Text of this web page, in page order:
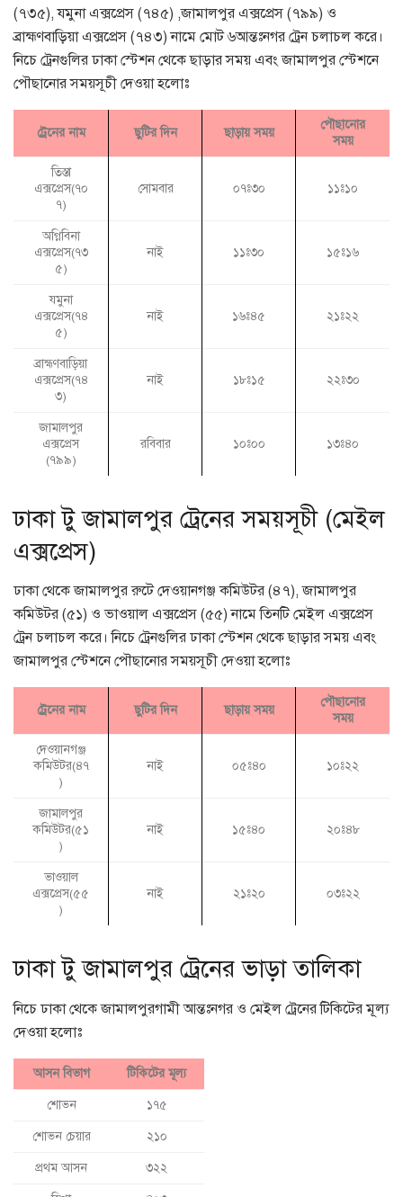
(৭৩৫), যমুনা এক্সপ্রেস (৭৪৫) ,জামালপুর এক্সপ্রেস (৭৯৯) ও
ব্রাহ্মণবাড়িয়া এক্সপ্রেস (৭৪৩) নামে মোট ৬আন্তঃনগর ট্রেন চলাচল করে।
নিচে ট্রেনগুলির ঢাকা স্টেশন থেকে ছাড়ার সময় এবং জামালপুর স্টেশনে
পৌছানোর সময়সূচী দেওয়া হলোঃ
ট্রেনের নাম ছুটির দিন ছাড়ায় সময়
পৌছানোর
সময়
তিস্তা
এক্সপ্রেস(৭০
৭)
সোমবার ০৭ঃ৩০ ১১ঃ১০
অগ্নিবিনা
এক্সপ্রেস(৭৩
৫)
নাই ১১ঃ৩০ ১৫ঃ১৬
যমুনা
এক্সপ্রেস(৭৪
৫)
নাই ১৬ঃ৪৫ ২১ঃ২২
ব্রাহ্মণবাড়িয়া
এক্সপ্রেস(৭৪
৩)
নাই ১৮ঃ১৫ ২২ঃ৩০
জামালপুর
এক্সপ্রেস
(৭৯৯)
রবিবার ১০ঃ০০ ১৩ঃ৪০
ঢাকা টু জামালপুর ট্রেনের সময়সূচী (মেইল
এক্সপ্রেস)
ঢাকা থেকে জামালপুর রুটে দেওয়ানগঞ্জ কমিউটর (৪৭), জামালপুর
কমিউটর (৫১) ও ভাওয়াল এক্সপ্রেস (৫৫) নামে তিনটি মেইল এক্সপ্রেস
ট্রেন চলাচল করে। নিচে ট্রেনগুলির ঢাকা স্টেশন থেকে ছাড়ার সময় এবং
জামালপুর স্টেশনে পৌছানোর সময়সূচী দেওয়া হলোঃ
ট্রেনের নাম ছুটির দিন ছাড়ায় সময়
পৌছানোর
সময়
দেওয়ানগঞ্জ
কমিউটর(৪৭
)
নাই ০৫ঃ৪০ ১০ঃ২২
জামালপুর
কমিউটর(৫১
)
নাই ১৫ঃ৪০ ২০ঃ৪৮
ভাওয়াল
এক্সপ্রেস(৫৫
)
নাই ২১ঃ২০ ০৩ঃ২২
ঢাকা টু জামালপুর ট্রেনের ভাড়া তালিকা
নিচে ঢাকা থেকে জামালপুরগামী আন্তঃনগর ও মেইল ট্রেনের টিকিটের মূল্য
দেওয়া হলোঃ
আসন বিভাগ টিকিটের মূল্য
শোভন ১৭৫
শোভন চেয়ার ২১০
প্রথম আসন ৩২২